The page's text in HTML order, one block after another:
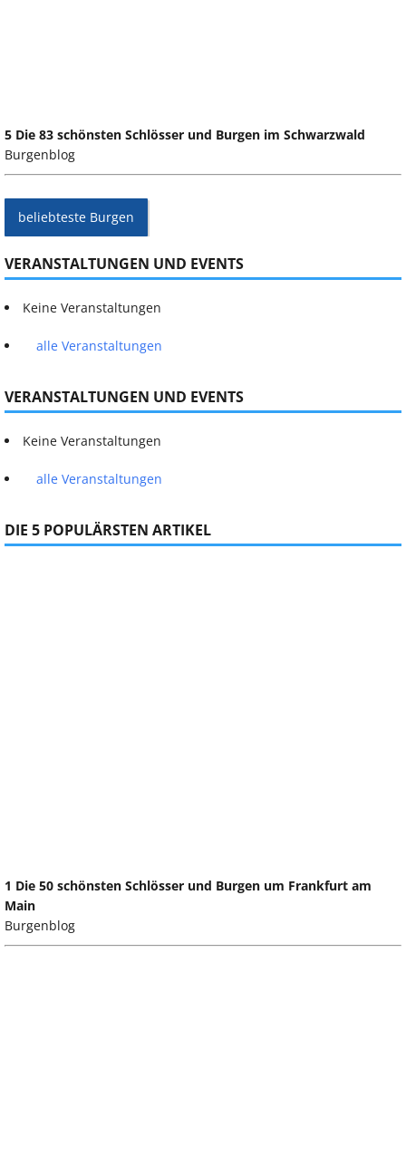
5 Die 83 schönsten Schlösser und Burgen im Schwarzwald
Burgenblog
beliebteste Burgen
VERANSTALTUNGEN UND EVENTS
Keine Veranstaltungen
alle Veranstaltungen
VERANSTALTUNGEN UND EVENTS
Keine Veranstaltungen
alle Veranstaltungen
DIE 5 POPULÄRSTEN ARTIKEL
1 Die 50 schönsten Schlösser und Burgen um Frankfurt am
Main
Burgenblog